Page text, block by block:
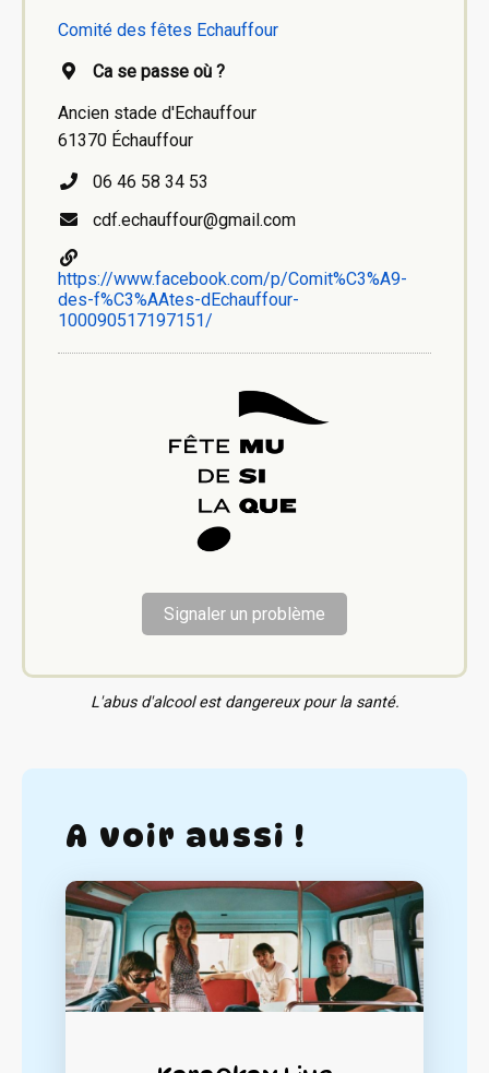
Comité des fêtes Echauffour
Ca se passe où ?
Ancien stade d'Echauffour
61370 Échauffour
06 46 58 34 53
cdf.echauffour@gmail.com
https://www.facebook.com/p/Comit%C3%A9-
des-f%C3%AAtes-dEchauffour-
100090517197151/
Signaler un problème
L'abus d'alcool est dangereux pour la santé.
A voir aussi !